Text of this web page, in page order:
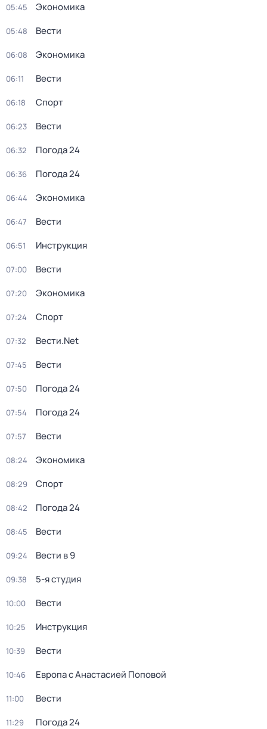
05:45 Экономика
05:48 Вести
06:08 Экономика
06:11 Вести
06:18 Спорт
06:23 Вести
06:32 Погода 24
06:36 Погода 24
06:44 Экономика
06:47 Вести
06:51 Инструкция
07:00 Вести
07:20 Экономика
07:24 Спорт
07:32 Вести.Net
07:45 Вести
07:50 Погода 24
07:54 Погода 24
07:57 Вести
08:24 Экономика
08:29 Спорт
08:42 Погода 24
08:45 Вести
09:24 Вести в 9
09:38 5-я студия
10:00 Вести
10:25 Инструкция
10:39 Вести
10:46 Европа с Анастасией Поповой
11:00 Вести
11:29 Погода 24